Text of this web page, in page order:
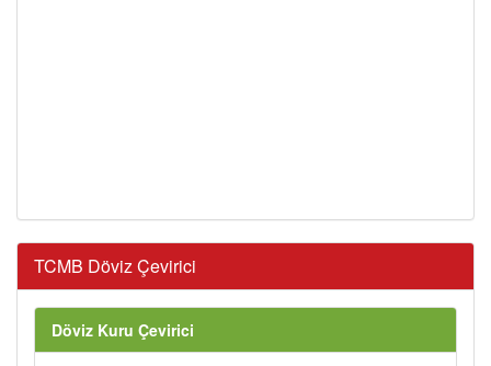
TCMB Döviz Çevirici
Döviz Kuru Çevirici